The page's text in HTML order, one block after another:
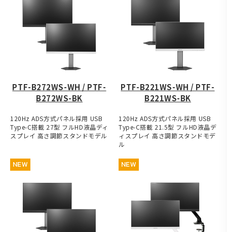
PTF-B272WS-WH / PTF-
B272WS-BK
120Hz ADS方式パネル採用 USB
Type-C搭載 27型 フルHD液晶ディ
スプレイ 高さ調節スタンドモデル
PTF-B221WS-WH / PTF-
B221WS-BK
120Hz ADS方式パネル採用 USB
Type-C搭載 21.5型 フルHD液晶デ
ィスプレイ 高さ調節スタンドモデ
ル
NEW NEW